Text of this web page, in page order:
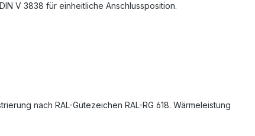
V 3838 für einheitliche Anschlussposition.
nach RAL-Gütezeichen RAL-RG 618. Wärmeleistung